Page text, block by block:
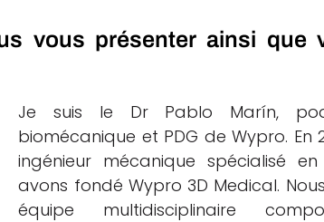
vous présenter ainsi que
Je suis le Dr Pablo Marín,
biomécanique et PDG de Wypro. En
ingénieur mécanique spécialisé
avons fondé Wypro 3D Medical.
équipe multidisciplinaire